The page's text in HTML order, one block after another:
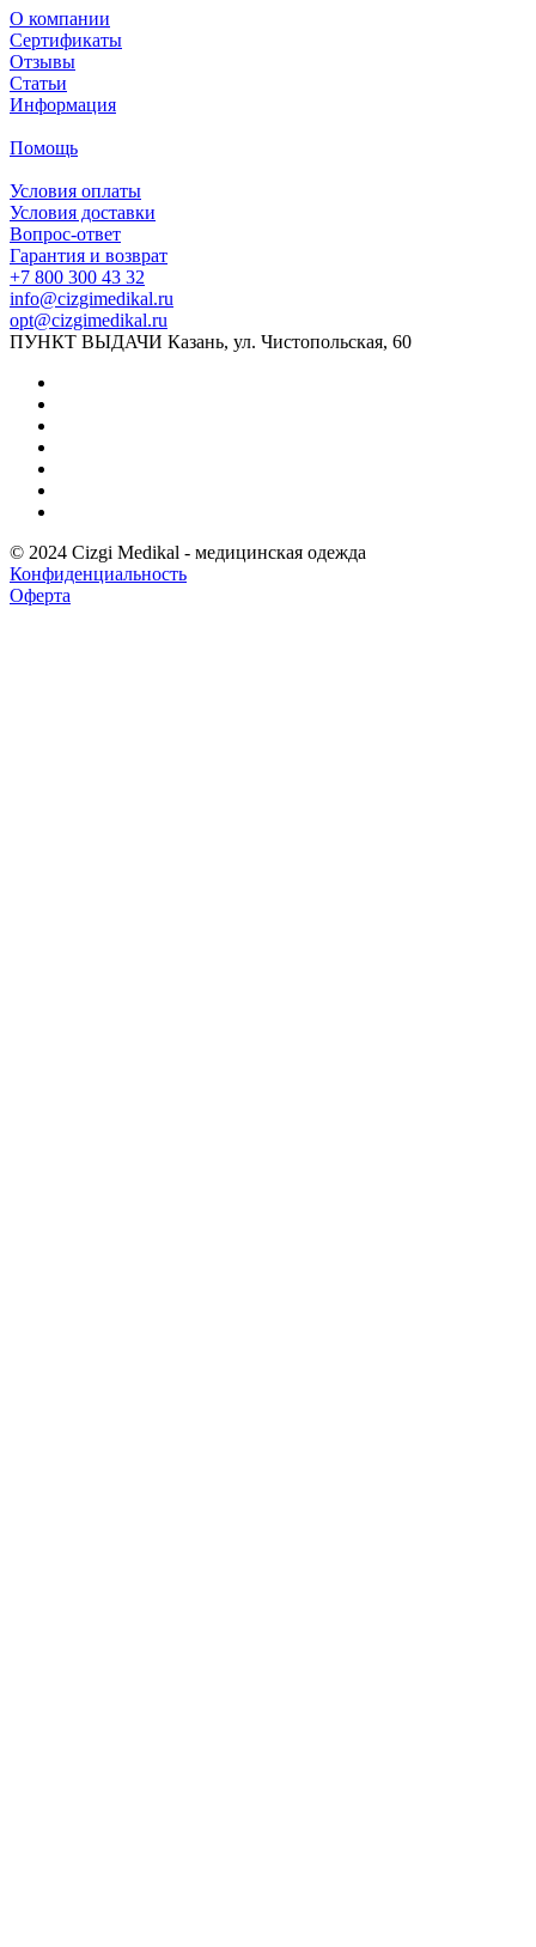
О компании
Сертификаты
Отзывы
Статьи
Информация
Помощь
Условия оплаты
Условия доставки
Вопрос-ответ
Гарантия и возврат
+7 800 300 43 32
info@cizgimedikal.ru
opt@cizgimedikal.ru
ПУНКТ ВЫДАЧИ Казань, ул. Чистопольская, 60
© 2024 Cizgi Medikal - медицинская одежда
Конфиденциальность
Оферта